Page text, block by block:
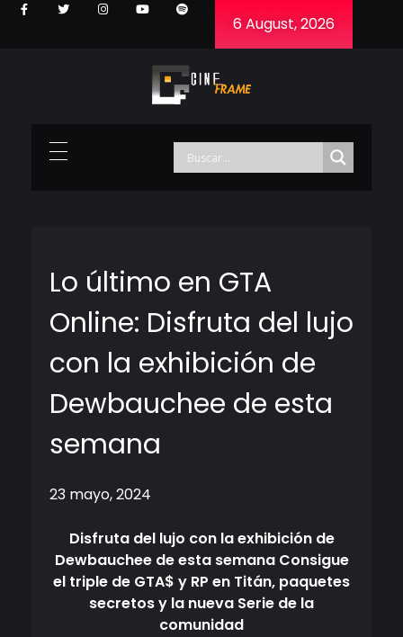
6 August, 2026
Lo último en GTA
Online: Disfruta del lujo
con la exhibición de
Dewbauchee de esta
semana
23 mayo, 2024
Disfruta del lujo con la exhibición de
Dewbauchee de esta semana Consigue
el triple de GTA$ y RP en Titán, paquetes
secretos y la nueva Serie de la
comunidad